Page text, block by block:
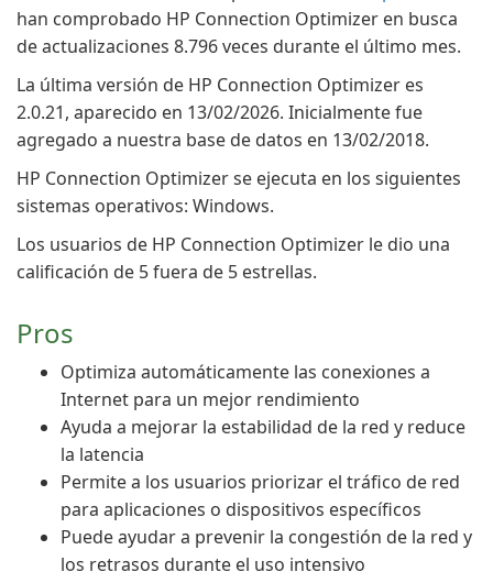
han comprobado HP Connection Optimizer en busca
de actualizaciones 8.796 veces durante el último mes.
La última versión de HP Connection Optimizer es
2.0.21, aparecido en 13/02/2026. Inicialmente fue
agregado a nuestra base de datos en 13/02/2018.
HP Connection Optimizer se ejecuta en los siguientes
sistemas operativos: Windows.
Los usuarios de HP Connection Optimizer le dio una
calificación de 5 fuera de 5 estrellas.
Pros
Optimiza automáticamente las conexiones a
Internet para un mejor rendimiento
Ayuda a mejorar la estabilidad de la red y reduce
la latencia
Permite a los usuarios priorizar el tráfico de red
para aplicaciones o dispositivos específicos
Puede ayudar a prevenir la congestión de la red y
los retrasos durante el uso intensivo